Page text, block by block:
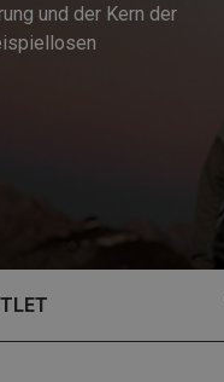
und der Kern der